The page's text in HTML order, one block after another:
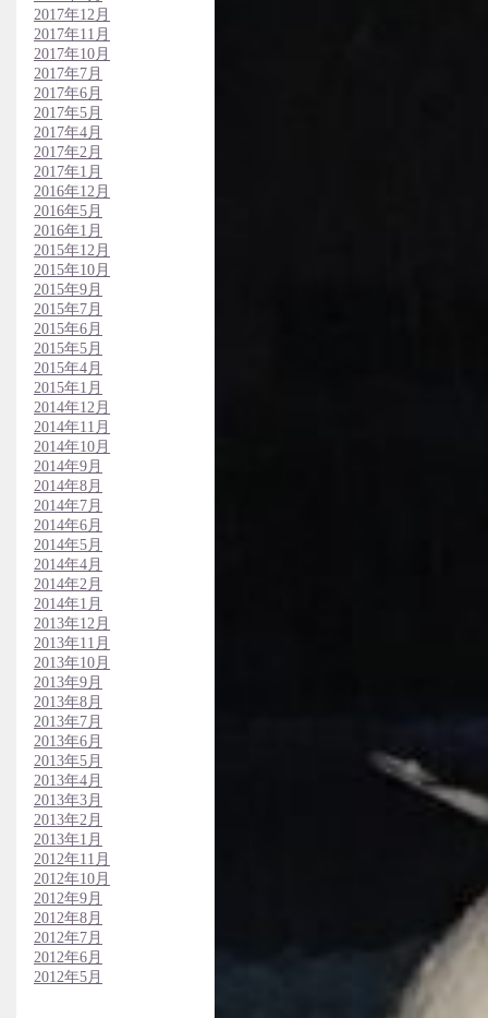
2017年12月
2017年11月
2017年10月
2017年7月
2017年6月
2017年5月
2017年4月
2017年2月
2017年1月
2016年12月
2016年5月
2016年1月
2015年12月
2015年10月
2015年9月
2015年7月
2015年6月
2015年5月
2015年4月
2015年1月
2014年12月
2014年11月
2014年10月
2014年9月
2014年8月
2014年7月
2014年6月
2014年5月
2014年4月
2014年2月
2014年1月
2013年12月
2013年11月
2013年10月
2013年9月
2013年8月
2013年7月
2013年6月
2013年5月
2013年4月
2013年3月
2013年2月
2013年1月
2012年11月
2012年10月
2012年9月
2012年8月
2012年7月
2012年6月
2012年5月